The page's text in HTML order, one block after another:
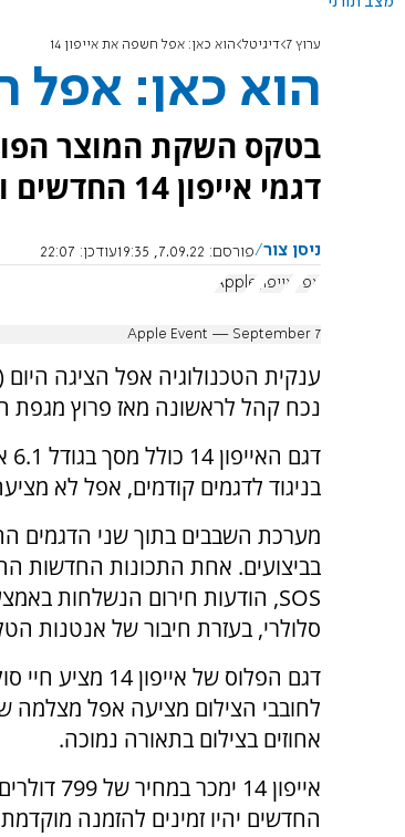
ערוץ 7 דיגיטל הוא כאן: אפל חשפה את אייפון 14
הוא כאן: אפל
בטקס השקת המוצר
דגמי אייפון 14 החדשים ושלושה שעונים חכמים. ומה המחירים?
ניסן צור פורסם: 7.09.22, 19:35 עודכן: 22:07
אפל
אייפון Apple
Apple Event — September 7
נכח קהל לראשונה מאז פרוץ מגפת
בניגוד לדגמים קודמים, אפל לא
מערכת השבבים בתוך שני הדגמים
בביצועים. אחת התכונות החדשות
SOS, הודעות חירום הנשלחות
סלולרי, בעזרת חיבור של אנטנות
דגם הפלוס של
אחוזים בצילום בתאורה נמוכה.
החדשים יהיו זמינים להזמנה